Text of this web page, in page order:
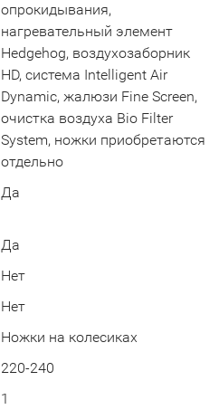
опрокидывания,
нагревательный элемент
Hedgehog, воздухозаборник
HD, система Intelligent Air
Dynamic, жалюзи Fine Screen,
очистка воздуха Bio Filter
System, ножки приобретаются
отдельно
Да
Да
Нет
Нет
Ножки на колесиках
220-240
1